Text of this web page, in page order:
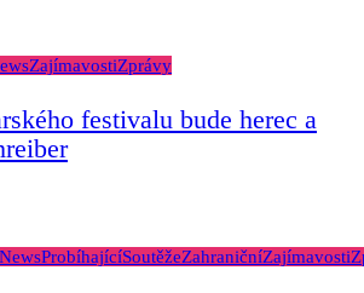
ZajímavostiZprávy
festivalu bude herec a
NewsProbíhajícíSoutěžeZahraničníZajímavosti